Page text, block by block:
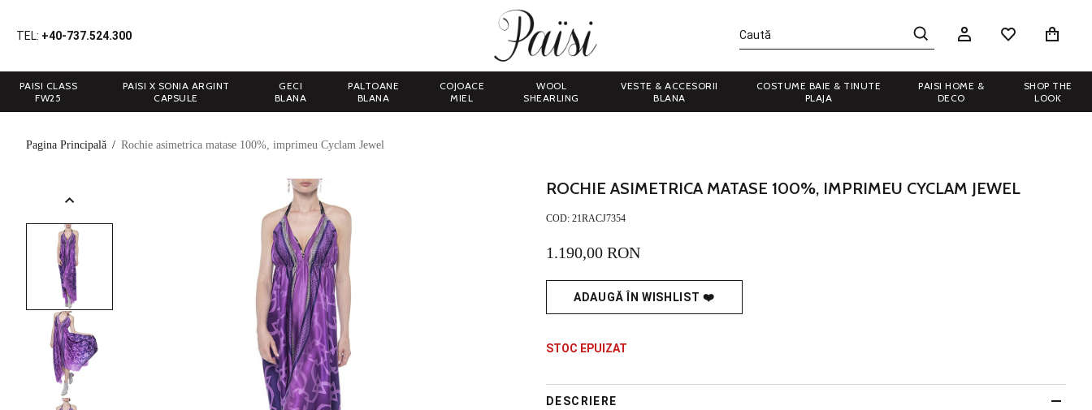
TEL: +40-737.524.300
PAISI CLASS
FW25
PAISI X SONIA ARGINT
CAPSULE
GECI
BLANA
PALTOANE
BLANA
COJOACE
MIEL
WOOL
SHEARLING
VESTE & ACCESORII
BLANA
COSTUME BAIE & TINUTE
PLAJA
PAISI HOME &
DECO
SHOP THE
LOOK
Pagina Principală / Rochie asimetrica matase 100%, imprimeu Cyclam Jewel
ROCHIE ASIMETRICA MATASE 100%, IMPRIMEU CYCLAM JEWEL
COD: 21RACJ7354
1.190,00 RON
ADAUGĂ ÎN WISHLIST ❤️
STOC EPUIZAT
DESCRIERE